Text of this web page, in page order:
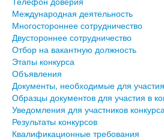
Международная деятельность
Многостороннее сотрудничество
Двустороннее сотрудничество
Отбор на вакантную должность
Этапы конкурса
Объявления
Документы, необходимые для
Образцы документов для участия в
Уведомления для участников
Результаты конкурсов
Квалификационные требования